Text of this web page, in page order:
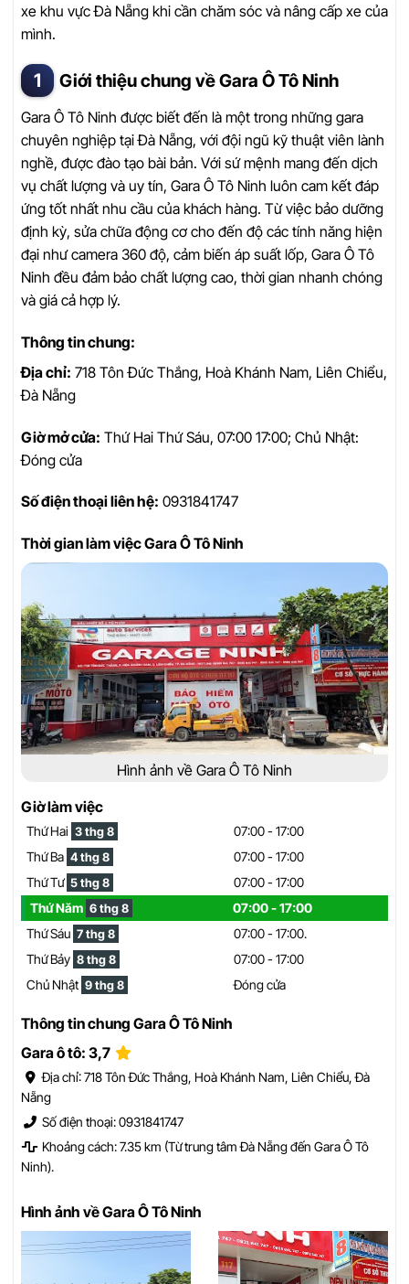
xe khu vực Đà Nẵng khi cần chăm sóc và nâng cấp xe của
mình.
Giới thiệu chung về Gara Ô Tô Ninh
Gara Ô Tô Ninh được biết đến là một trong những gara
chuyên nghiệp tại Đà Nẵng, với đội ngũ kỹ thuật viên lành
nghề, được đào tạo bài bản. Với sứ mệnh mang đến dịch
vụ chất lượng và uy tín, Gara Ô Tô Ninh luôn cam kết đáp
ứng tốt nhất nhu cầu của khách hàng. Từ việc bảo dưỡng
định kỳ, sửa chữa động cơ cho đến độ các tính năng hiện
đại như camera 360 độ, cảm biến áp suất lốp, Gara Ô Tô
Ninh đều đảm bảo chất lượng cao, thời gian nhanh chóng
và giá cả hợp lý.
Thông tin chung:
Địa chỉ: 718 Tôn Đức Thắng, Hoà Khánh Nam, Liên Chiểu,
Đà Nẵng
Giờ mở cửa: Thứ Hai Thứ Sáu, 07:00 17:00; Chủ Nhật:
Đóng cửa
Số điện thoại liên hệ: 0931841747
Thời gian làm việc Gara Ô Tô Ninh
Hình ảnh về Gara Ô Tô Ninh
Giờ làm việc
Thứ Hai 3 thg 8
07:00 - 17:00
Thứ Ba 4 thg 8
07:00 - 17:00
Thứ Tư 5 thg 8
07:00 - 17:00
Thứ Năm 6 thg 8
07:00 - 17:00
Thứ Sáu 7 thg 8
07:00 - 17:00.
Thứ Bảy 8 thg 8
07:00 - 17:00
Chủ Nhật 9 thg 8 Đóng cửa
Thông tin chung Gara Ô Tô Ninh
Gara ô tô: 3,7
Địa chỉ: 718 Tôn Đức Thắng, Hoà Khánh Nam, Liên Chiểu, Đà
Nẵng
Số điện thoại: 0931841747
Khoảng cách: 7.35 km (Từ trung tâm Đà Nẵng đến Gara Ô Tô
Ninh).
Hình ảnh về Gara Ô Tô Ninh